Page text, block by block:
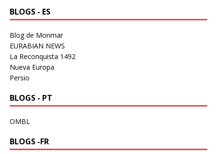
BLOGS - ES
Blog de Monmar
EURABIAN NEWS
La Reconquista 1492
Nueva Europa
Persio
BLOGS - PT
OMBL
BLOGS -FR